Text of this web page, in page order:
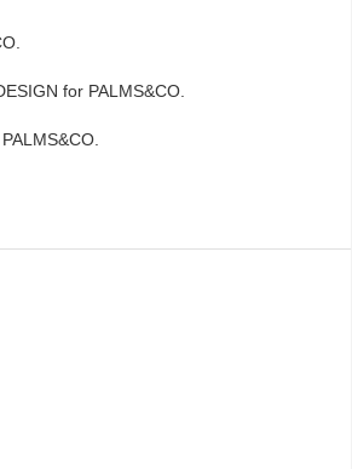
for PALMS&CO.